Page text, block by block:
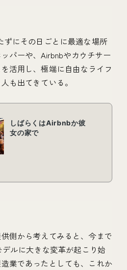
ずにその日ごとに最適な場所
パーや、Airbnbやカウチサー
活用し、極端に自由なライフ
も出てきている。
側から考えてみると、今まで
ルに大きな変革が起こり始
業であったとしても、これか